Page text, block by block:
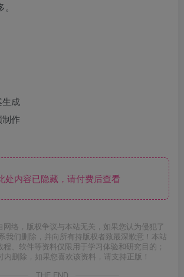
生成
制作
内容已隐藏，请付费后查看
网络，版权争议与本站无关，如果您认为侵犯了
我们删除，并向所有持版权者致最深歉意！本站
、软件等资料仅限用于学习体验和研究目的；
内删除，如果您喜欢该资料，请支持正版！